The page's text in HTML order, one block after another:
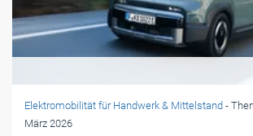
Elektromobilität für Handwerk & Mittelstand -
März 2026